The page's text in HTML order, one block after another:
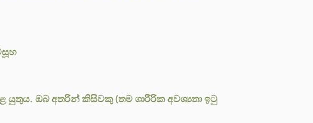
ඔබ අතරින් කිසිවකු (තම ශාරීරික අවශ්‍යතා ඉටු